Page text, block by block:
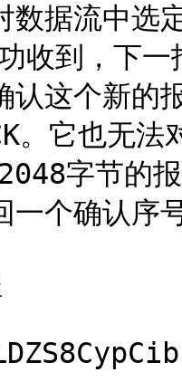
数据流中选
收到，下
认这个新的
。它也无
字节的
一个确认序